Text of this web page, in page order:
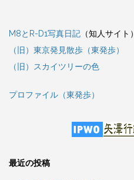
M8とR-D1写真日記 （知人サイト）
（旧）東京発見散歩（東発歩）
（旧）スカイツリーの色
プロファイル（東発歩）
最近の投稿